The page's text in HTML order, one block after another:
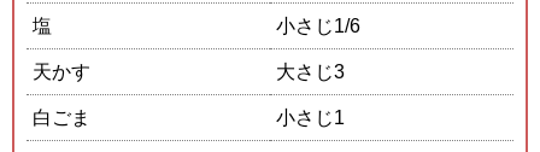
塩 小さじ1/6
天かす 大さじ3
白ごま 小さじ1